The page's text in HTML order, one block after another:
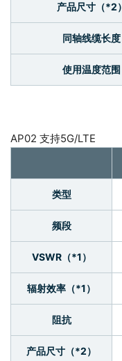
产品尺寸（*2）
同轴线缆长度
使用温度范围
AP02 支持5G/LTE
类型
频段
VSWR（*1）
辐射效率（*1）
阻抗
产品尺寸（*2）